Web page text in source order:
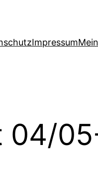
Impressum
04/